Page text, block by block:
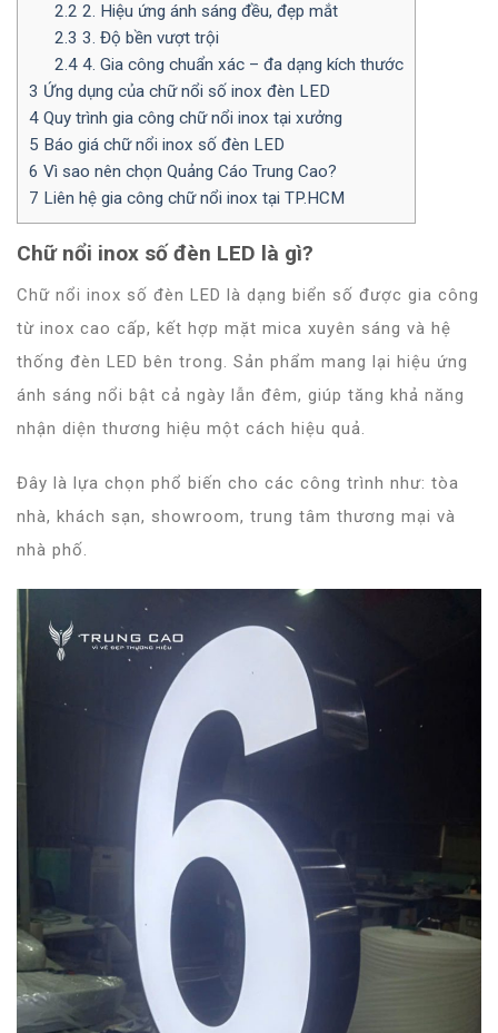
2.2 2. Hiệu ứng ánh sáng đều, đẹp mắt
2.3 3. Độ bền vượt trội
2.44. Gia công chuẩn xác – đa dạng kích thước
3 Ứng dụng của chữ nổi số inox đèn LED
4 Quy trình gia công chữ nổi inox tại xưởng
5 Báo giá chữ nổi inox số đèn LED
6 Vì sao nên chọn Quảng Cáo Trung Cao?
7 Liên hệ gia công chữ nổi inox tại TP.HCM
Chữ nổi inox số đèn LED là gì?
Chữ nổi inox số đèn LED là dạng biển số được gia công
từ inox cao cấp, kết hợp mặt mica xuyên sáng và hệ
thống đèn LED bên trong. Sản phẩm mang lại hiệu ứng
ánh sáng nổi bật cả ngày lẫn đêm, giúp tăng khả năng
nhận diện thương hiệu một cách hiệu quả.
Đây là lựa chọn phổ biến cho các công trình như: tòa
nhà, khách sạn, showroom, trung tâm thương mại và
nhà phố.